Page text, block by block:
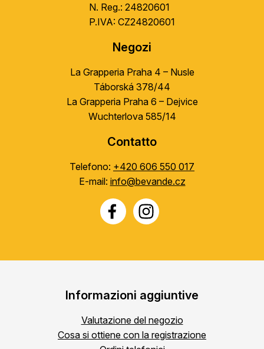
N. Reg.: 24820601
P.IVA: CZ24820601
Negozi
La Grapperia Praha 4 – Nusle
Táborská 378/44
La Grapperia Praha 6 – Dejvice
Wuchterlova 585/14
Contatto
Telefono: +420 606 550 017
E-mail: info@bevande.cz
Informazioni aggiuntive
Valutazione del negozio
Cosa si ottiene con la registrazione